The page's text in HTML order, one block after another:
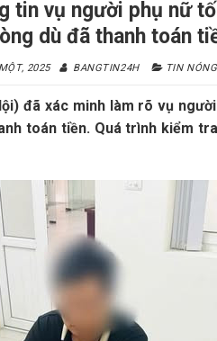
tin vụ người phụ nữ tố
dù đã thanh toán
2025 BANGTIN24H TIN NÓNG
đã xác minh làm rõ vụ
toán tiền. Quá trình kiểm